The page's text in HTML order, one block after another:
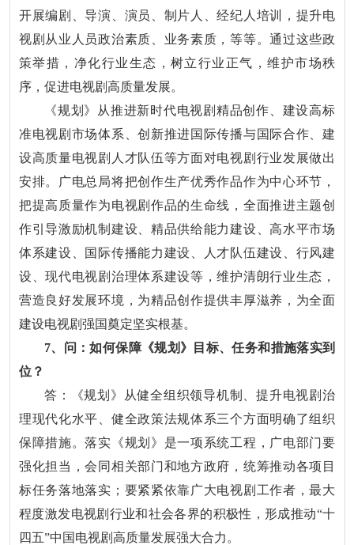
开展编剧、导演、演员、制片人、经纪人培训，提升电
视剧从业人员政治素质、业务素质，等等。通过这些政
策举措，净化行业生态，树立行业正气，维护市场秩
序，促进电视剧高质量发展。
《规划》从推进新时代电视剧精品创作、建设高标
准电视剧市场体系、创新推进国际传播与国际合作、建
设高质量电视剧人才队伍等方面对电视剧行业发展做出
安排。广电总局将把创作生产优秀作品作为中心环节，
把提高质量作为电视剧作品的生命线，全面推进主题创
作引导激励机制建设、精品供给能力建设、高水平市场
体系建设、国际传播能力建设、人才队伍建设、行风建
设、现代电视剧治理体系建设等，维护清朗行业生态，
营造良好发展环境，为精品创作提供丰厚滋养，为全面
建设电视剧强国奠定坚实根基。
7、问：如何保障《规划》目标、任务和措施落实到
位？
答：《规划》从健全组织领导机制、提升电视剧治
理现代化水平、健全政策法规体系三个方面明确了组织
保障措施。落实《规划》是一项系统工程，广电部门要
强化担当，会同相关部门和地方政府，统筹推动各项目
标任务落地落实；要紧紧依靠广大电视剧工作者，最大
程度激发电视剧行业和社会各界的积极性，形成推动“十
四五”中国电视剧高质量发展强大合力。